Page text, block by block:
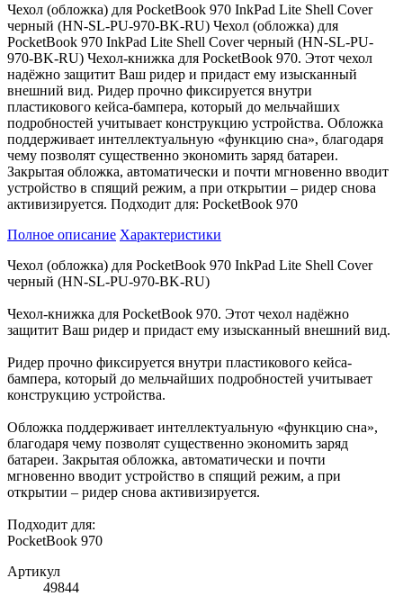
Чехол (обложка) для PocketBook 970 InkPad Lite Shell Cover
черный (HN-SL-PU-970-BK-RU) Чехол (обложка) для
PocketBook 970 InkPad Lite Shell Cover черный (HN-SL-PU-
970-BK-RU) Чехол-книжка для PocketBook 970. Этот чехол
надёжно защитит Ваш ридер и придаст ему изысканный
внешний вид. Ридер прочно фиксируется внутри
пластикового кейса-бампера, который до мельчайших
подробностей учитывает конструкцию устройства. Обложка
поддерживает интеллектуальную «функцию сна», благодаря
чему позволят существенно экономить заряд батареи.
Закрытая обложка, автоматически и почти мгновенно вводит
устройство в спящий режим, а при открытии – ридер снова
активизируется. Подходит для: PocketBook 970
Полное описание Характеристики
Чехол (обложка) для PocketBook 970 InkPad Lite Shell Cover
черный (HN-SL-PU-970-BK-RU)
Чехол-книжка для PocketBook 970. Этот чехол надёжно
защитит Ваш ридер и придаст ему изысканный внешний вид.
Ридер прочно фиксируется внутри пластикового кейса-
бампера, который до мельчайших подробностей учитывает
конструкцию устройства.
Обложка поддерживает интеллектуальную «функцию сна»,
благодаря чему позволят существенно экономить заряд
батареи. Закрытая обложка, автоматически и почти
мгновенно вводит устройство в спящий режим, а при
открытии – ридер снова активизируется.
Подходит для:
PocketBook 970
Артикул
49844